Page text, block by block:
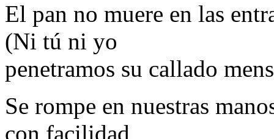
El pan no muere en las
(Ni tú ni yo
penetramos su callado
Se rompe en nuestras
con facilidad,